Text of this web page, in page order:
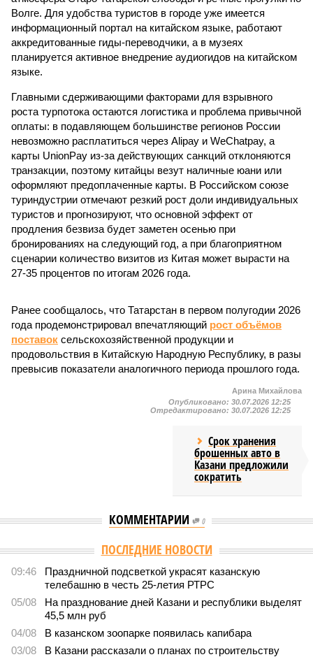
Волге. Для удобства туристов в городе уже имеется
информационный портал на китайском языке, работают
аккредитованные гиды-переводчики, а в музеях
планируется активное внедрение аудиогидов на китайском
языке.
Главными сдерживающими факторами для взрывного
роста турпотока остаются логистика и проблема привычной
оплаты: в подавляющем большинстве регионов России
невозможно расплатиться через Alipay и WeChatpay, а
карты UnionPay из-за действующих санкций отклоняются
транзакции, поэтому китайцы везут наличные юани или
оформляют предоплаченные карты. В Российском союзе
туриндустрии отмечают резкий рост доли индивидуальных
туристов и прогнозируют, что основной эффект от
продления безвиза будет заметен осенью при
бронированиях на следующий год, а при благоприятном
сценарии количество визитов из Китая может вырасти на
27-35 процентов по итогам 2026 года.
Ранее сообщалось, что Татарстан в первом полугодии 2026
года продемонстрировал впечатляющий рост объёмов
поставок сельскохозяйственной продукции и
продовольствия в Китайскую Народную Республику, в разы
превысив показатели аналогичного периода прошлого года.
Арина Михайлова
Опубликовано: 30.07.2026 12:25
Отредактировано: 30.07.2026 12:25
Срок хранения
брошенных авто в
Казани предложили
сократить
КОММЕНТАРИИ 0
ПОСЛЕДНИЕ НОВОСТИ
09:46
Праздничной подсветкой украсят казанскую
телебашню в честь 25-летия РТРС
05/08
На празднование дней Казани и республики выделят
45,5 млн руб
04/08
В казанском зоопарке появилась капибара
03/08
В Казани рассказали о планах по строительству